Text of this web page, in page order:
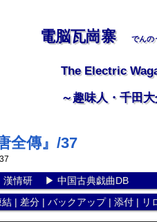
電脳瓦崗寨 でんの
The Electric
～趣味人・千田
全傳』/37
漢情研▶ 中国古典戯曲DB
結| 差分| バックアップ| 添付| リ